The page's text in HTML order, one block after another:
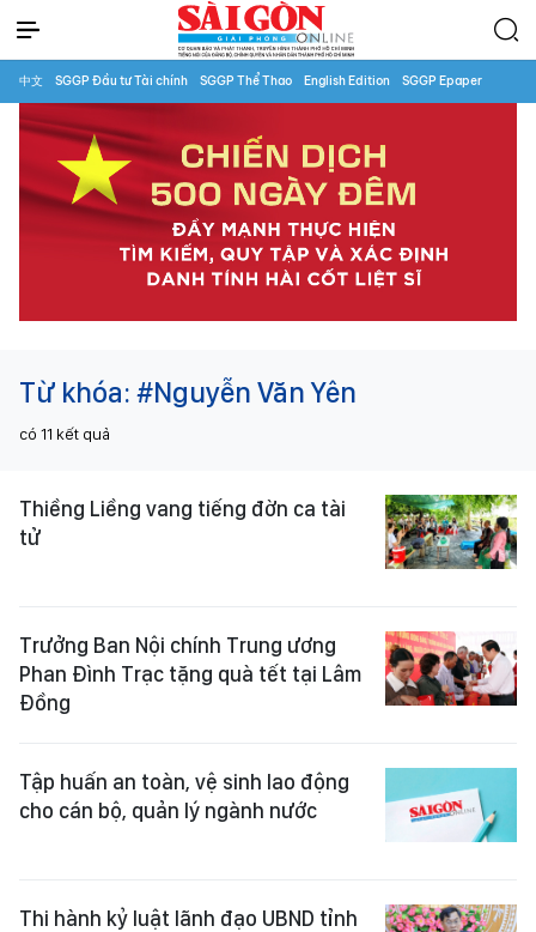
中文 SGGP Đầu tư Tài chính SGGP Thể Thao English Edition SGGP Epaper
Từ khóa: #Nguyễn Văn Yên
có 11 kết quả
Thiềng Liềng vang tiếng đờn ca tài
tử
Trưởng Ban Nội chính Trung ương
Phan Đình Trạc tặng quà tết tại Lâm
Đồng
Tập huấn an toàn, vệ sinh lao động
cho cán bộ, quản lý ngành nước
Thi hành kỷ luật lãnh đạo UBND tỉnh